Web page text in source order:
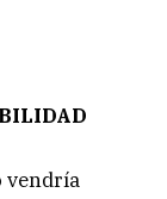
vendría